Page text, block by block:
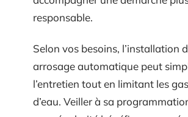
responsable.
Selon vos besoins, l’installation
arrosage automatique peut
l’entretien tout en limitant les
d’eau. Veiller à sa